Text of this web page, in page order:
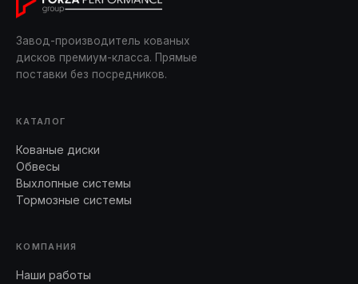
Завод-производитель кованых
дисков премиум-класса. Прямые
поставки без посредников.
КАТАЛОГ
Кованые диски
Обвесы
Выхлопные системы
Тормозные системы
КОМПАНИЯ
Наши работы